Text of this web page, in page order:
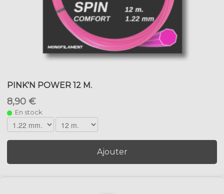
PINK'N POWER 12 M.
8,90 €
En stock
Ajouter